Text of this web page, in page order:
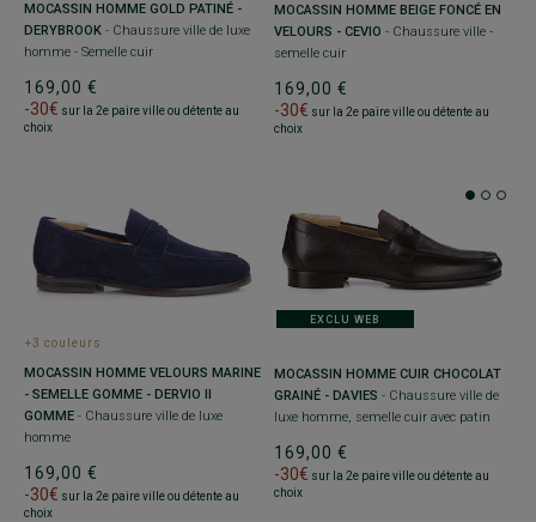
MOCASSIN HOMME GOLD PATINÉ -
DERYBROOK - Chaussure ville de luxe
homme - Semelle cuir
169,00 €
-30€ sur la 2e paire ville ou détente au
choix
MOCASSIN HOMME BEIGE FONCÉ EN
VELOURS - CEVIO - Chaussure ville -
semelle cuir
169,00 €
-30€ sur la 2e paire ville ou détente au
choix
+3 couleurs
MOCASSIN HOMME VELOURS MARINE
- SEMELLE GOMME - DERVIO II
GOMME - Chaussure ville de luxe
homme
169,00 €
-30€ sur la 2e paire ville ou détente au
choix
EXCLU WEB
MOCASSIN HOMME CUIR CHOCOLAT
GRAINÉ - DAVIES - Chaussure ville de
luxe homme, semelle cuir avec patin
169,00 €
-30€ sur la 2e paire ville ou détente au
choix